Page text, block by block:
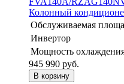
Колонный
Обслуживаемая
Инвертор
Мощность
945 990 руб.
В корзину